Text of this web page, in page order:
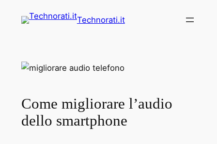
Technorati.it
Come migliorare l’audio
dello smartphone